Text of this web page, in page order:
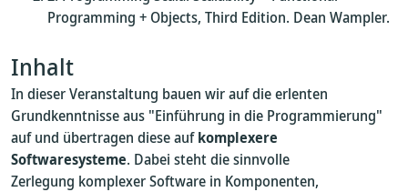
Programming + Objects, Third Edition. Dean Wampler.
Inhalt
In dieser Veranstaltung bauen wir auf die erlenten
Grundkenntnisse aus "Einführung in die Programmierung"
auf und übertragen diese aufkomplexere
Softwaresysteme. Dabei steht die sinnvolle
Zerlegung komplexer Software in Komponenten,